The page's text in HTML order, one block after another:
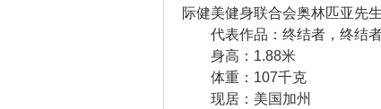
际健美健身联合会奥林匹亚先生
代表作品：终结者，终结者
身高：1.88米
体重：107千克
现居：美国加州